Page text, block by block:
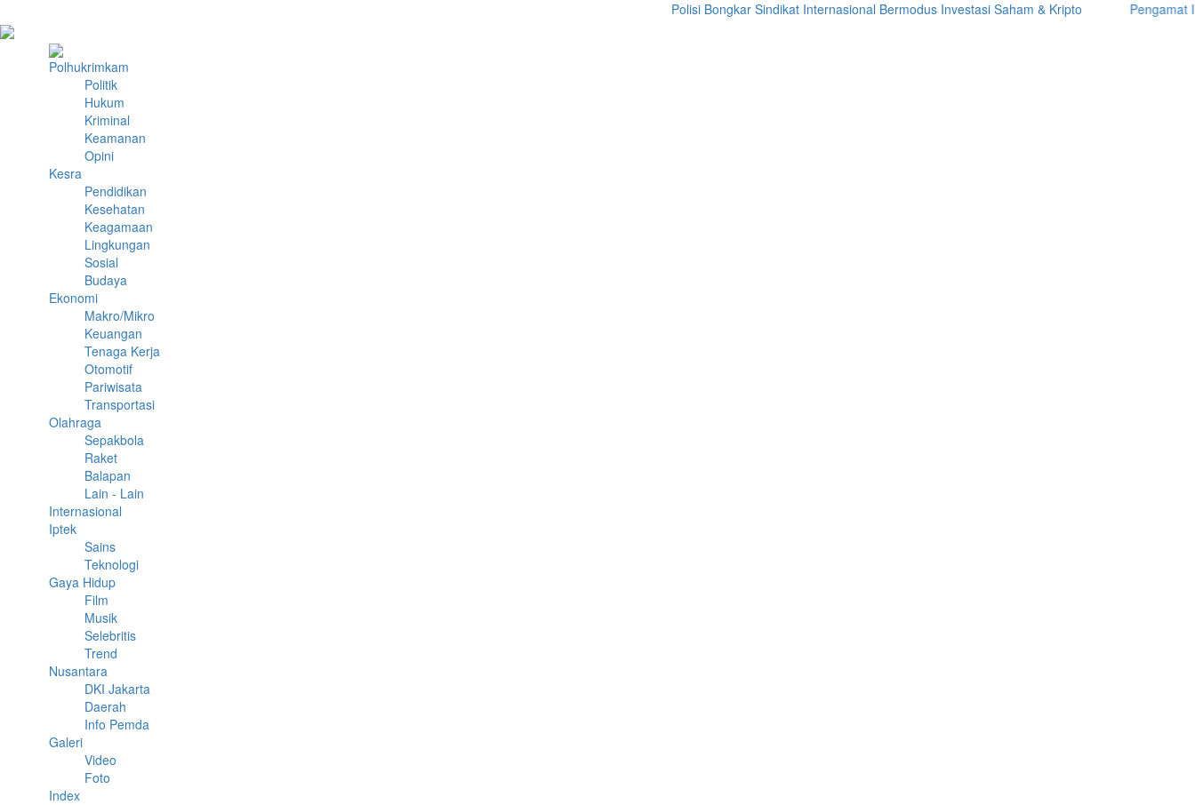
Polisi Bongkar Sindikat Internasional Bermodus Investasi Saham & Kripto Pengamat Ingatkan
Polhukrimkam
Politik
Hukum
Kriminal
Keamanan
Opini
Kesra
Pendidikan
Kesehatan
Keagamaan
Lingkungan
Sosial
Budaya
Ekonomi
Makro/Mikro
Keuangan
Tenaga Kerja
Otomotif
Pariwisata
Transportasi
Olahraga
Sepakbola
Raket
Balapan
Lain - Lain
Internasional
Iptek
Sains
Teknologi
Gaya Hidup
Film
Musik
Selebritis
Trend
Nusantara
DKI Jakarta
Daerah
Info Pemda
Galeri
Video
Foto
Index